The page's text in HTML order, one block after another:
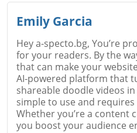
Emily Garcia
Hey a-specto.bg, You’re
for your readers. By the
that can make your
AI-powered platform that
shareable doodle videos in
simple to use and
Whether you’re a content
you boost your audience